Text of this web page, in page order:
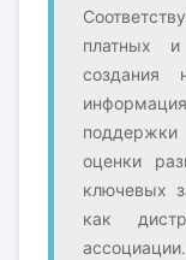
платных и
создания
оценки
ключевых
как
ассоциации.